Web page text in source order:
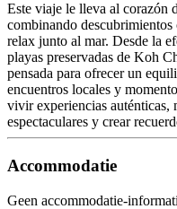
Este viaje le lleva al corazón
combinando
relax junto al mar. Desde la
playas preservadas de Koh
pensada para ofrecer un
encuentros locales y
vivir experiencias auténticas,
espectaculares y crear
Accommodatie
Geen accommodatie-